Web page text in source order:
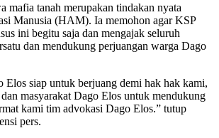
mafia tanah merupakan tindakan nyata
Manusia (HAM). Ia memohon agar KSP
ini begitu saja dan mengajak seluruh
dan mendukung perjuangan warga Dago
siap untuk berjuang demi hak hak kami,
masyarakat Dago Elos untuk mendukung
kami tim advokasi Dago Elos.” tutup
pers.